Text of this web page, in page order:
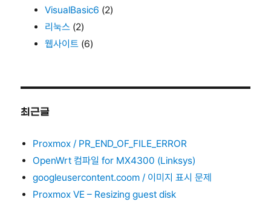
VisualBasic6 (2)
리눅스 (2)
웹사이트 (6)
최근글
Proxmox / PR_END_OF_FILE_ERROR
OpenWrt 컴파일 for MX4300 (Linksys)
googleusercontent.coom / 이미지 표시 문제
Proxmox VE – Resizing guest disk